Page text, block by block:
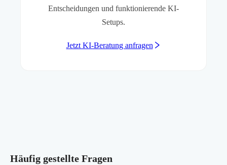
Entscheidungen und funktionierende KI-
Setups.
Jetzt KI-Beratung anfragen
Häufig gestellte Fragen